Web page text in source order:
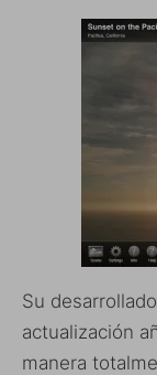
Su
actualización
manera